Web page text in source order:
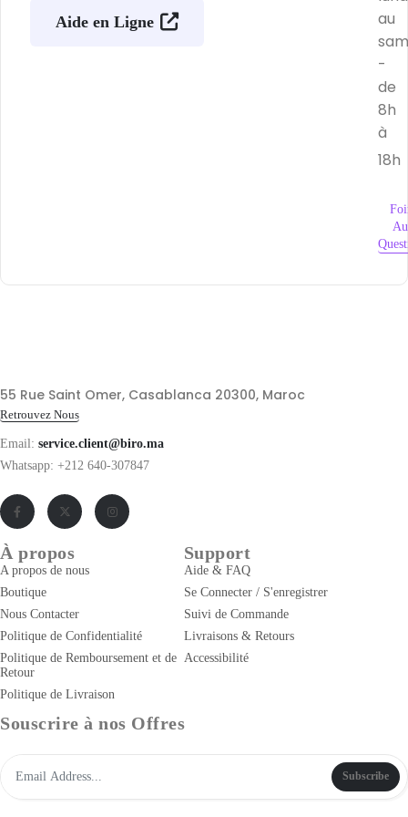
Aide en Ligne
au
-
de
8h
à
18h
55 Rue Saint Omer, Casablanca 20300, Maroc
Retrouvez Nous
Email: service.client@biro.ma
Whatsapp: +212 640-307847
À propos
A propos de nous
Boutique
Nous Contacter
Politique de Confidentialité
Politique de Remboursement et de
Retour
Politique de Livraison
Support
Aide & FAQ
Se Connecter / S'enregistrer
Suivi de Commande
Livraisons & Retours
Accessibilité
Souscrire à nos Offres
Subscribe